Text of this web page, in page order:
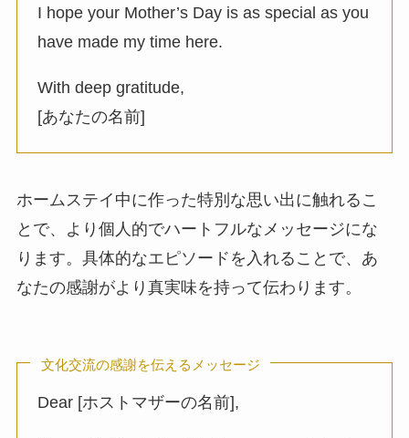
I hope your Mother’s Day is as special as you
have made my time here.
With deep gratitude,
[あなたの名前]
ホームステイ中に作った特別な思い出に触れるこ
とで、より個人的でハートフルなメッセージにな
ります。具体的なエピソードを入れることで、あ
なたの感謝がより真実味を持って伝わります。
文化交流の感謝を伝えるメッセージ
Dear [ホストマザーの名前],